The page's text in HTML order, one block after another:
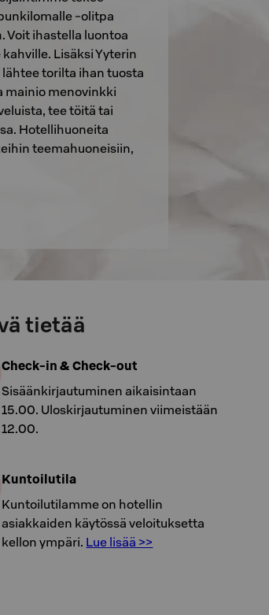
-olitpa
Voit ihastella luontoa
Lisäksi Yyterin
torilta ihan tuosta
mainio menovinkki
tee töitä tai
Hotellihuoneita
teemahuoneisiin,
tietää
Check-in & Check-out
Sisäänkirjautuminen aikaisintaan
15.00. Uloskirjautuminen viimeistään
12.00.
Kuntoilutila
Kuntoilutilamme on hotellin
asiakkaiden käytössä veloituksetta
kellon ympäri. Lue lisää >>